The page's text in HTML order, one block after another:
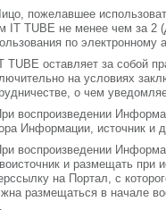
пожелавшее
IT TUBE не менее чем за 2
по электронному
TUBE оставляет за собой
на условиях
о чем
воспроизведении
Информации, источник и
воспроизведении
и размещать при
на Портал, с
размещаться в начале